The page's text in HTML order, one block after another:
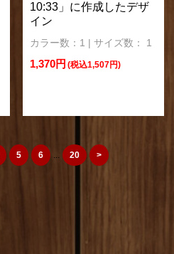
10:33」に作成したデザ
イン
カラー数：1 | サイズ数： 1
1,370円 (税込1,507円)
5 6 ... 20 >